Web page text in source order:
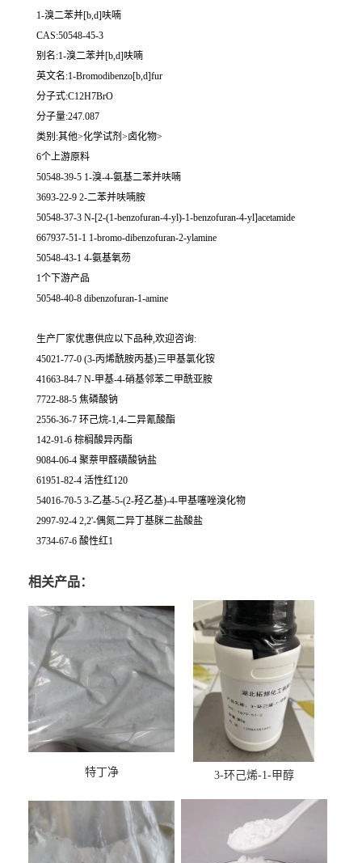
1-溴二苯并[b,d]呋喃
CAS:50548-45-3
别名:1-溴二苯并[b,d]呋喃
英文名:1-Bromodibenzo[b,d]fur
分子式:C12H7BrO
分子量:247.087
类别:其他>化学试剂>卤化物>
6个上游原料
50548-39-5 1-溴-4-氨基二苯并呋喃
3693-22-9 2-二苯并呋喃胺
50548-37-3 N-[2-(1-benzofuran-4-yl)-1-benzofuran-4-yl]acetamide
667937-51-1 1-bromo-dibenzofuran-2-ylamine
50548-43-1 4-氨基氧芴
1个下游产品
50548-40-8 dibenzofuran-1-amine
生产厂家优惠供应以下品种,欢迎咨询:
45021-77-0 (3-丙烯酰胺丙基)三甲基氯化铵
41663-84-7 N-甲基-4-硝基邻苯二甲酰亚胺
7722-88-5 焦磷酸钠
2556-36-7 环己烷-1,4-二异氰酸酯
142-91-6 棕榈酸异丙酯
9084-06-4 聚萘甲醛磺酸钠盐
61951-82-4 活性红120
54016-70-5 3-乙基-5-(2-羟乙基)-4-甲基噻唑溴化物
2997-92-4 2,2'-偶氮二异丁基脒二盐酸盐
3734-67-6 酸性红1
相关产品：
特丁净 3-环己烯-1-甲醇